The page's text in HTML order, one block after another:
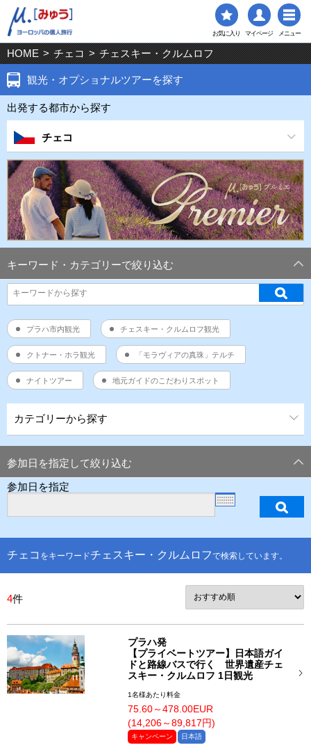
お気に入り マイページ メニュー
HOME > チェコ > チェスキー・クルムロフ
観光・オプショナルツアーを探す
出発する都市から探す
チェコ
キーワード・カテゴリーで絞り込む
プラハ市内観光 チェスキー・クルムロフ観光
クトナー・ホラ観光 「モラヴィアの真珠」テルチ
ナイトツアー 地元ガイドのこだわりスポット
カテゴリーから探す
参加日を指定して絞り込む
参加日を指定
チェコ をキーワードチェスキー・クルムロフで検索しています。
4件
プラハ発
【プライベートツアー】日本語ガイ
ドと路線バスで行く 世界遺産チェ
スキー・クルムロフ 1日観光
1名様あたり料金
75.60～478.00EUR
(14,206～89,817円)
キャンペーン 日本語